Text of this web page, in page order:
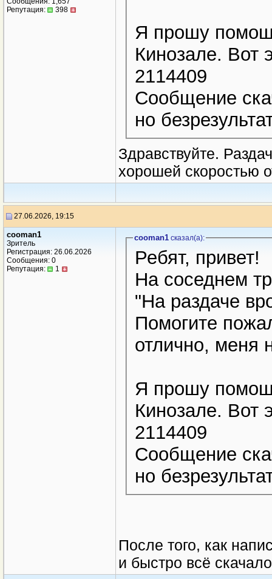
Репутация:
398
Я прошу
Кинозале. Вот
2114409
Сообщение
но
Здравствуйте.
хорошей скоростью
27.06.2026, 19:15
cooman1
Зритель
Регистрация: 26.06.2026
Сообщения: 0
Репутация:
1
cooman1сказал(a):
Ребят, привет!
На соседнем
"На раздаче
Помогите
отлично, меня
Я прошу
Кинозале. Вот
2114409
Сообщение
но
После того, как
и быстро всё